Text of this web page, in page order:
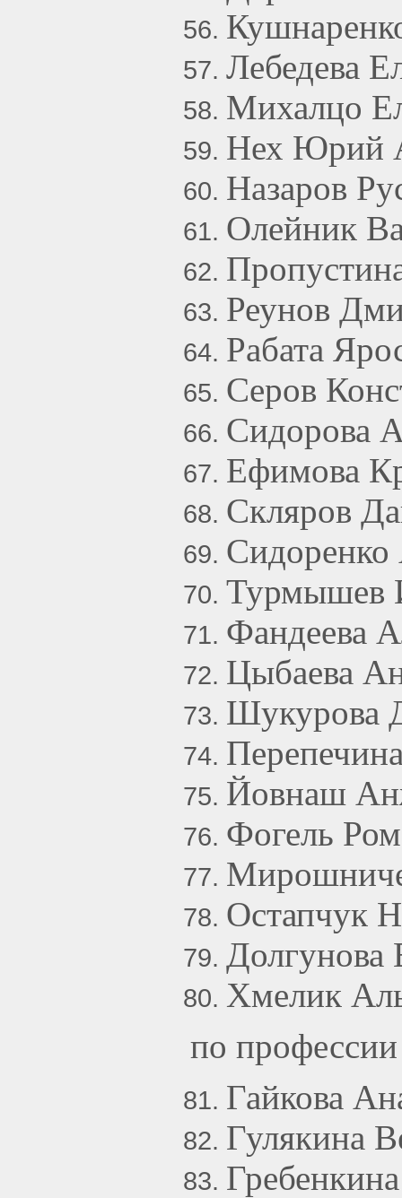
Лебедева
Михалцо
Нех Юрий
Назаров
Олейник
Реунов
Рабата
Серов
Сидорова
Ефимова
Скляров
Сидоренко
Турмышев
Фандеева
Цыбаева
Шукурова
Йовнаш
Фогель
Остапчук
Долгунова
Хмелик
по
Гайкова
Гулякина